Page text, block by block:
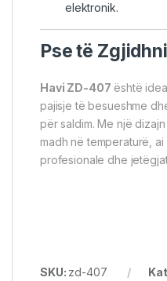
elektronik.
Pse të
Havi ZD-407 është
pajisje të besueshme
për saldim. Me një
madh në temperaturë,
profesionale dhe
SKU: zd-407